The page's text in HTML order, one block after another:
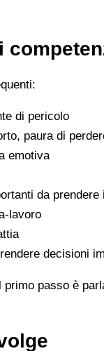
di pericolo
paura di
emotiva
da prendere
lavoro
decisioni
passo è